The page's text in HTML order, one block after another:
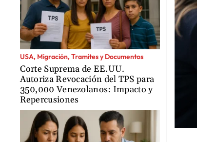
Corte Suprema de EE.UU.
Autoriza Revocación del TPS para
350,000 Venezolanos: Impacto y
Repercusiones
USA, Migración, Tramites y Documentos